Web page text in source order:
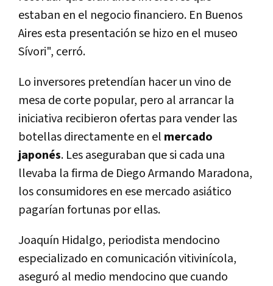
estaban en el negocio financiero. En Buenos
Aires esta presentación se hizo en el museo
Sívori", cerró.
Lo inversores pretendían hacer un vino de
mesa de corte popular, pero al arrancar la
iniciativa recibieron ofertas para vender las
botellas directamente en el mercado
japonés. Les aseguraban que si cada una
llevaba la firma de Diego Armando Maradona,
los consumidores en ese mercado asiático
pagarían fortunas por ellas.
Joaquín Hidalgo, periodista mendocino
especializado en comunicación vitivinícola,
aseguró al medio mendocino que cuando